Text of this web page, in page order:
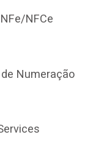
NFCe
Numeração